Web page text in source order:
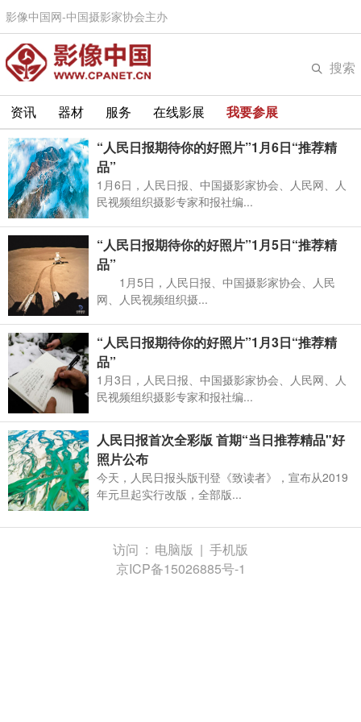
影像中国网-中国摄影家协会主办
搜索
资讯 器材 服务 在线影展
我要参展
“人民日报期待你的好照片”1月6日“推荐精
品”
1月6日，人民日报、中国摄影家协会、人民网、人
民视频组织摄影专家和报社编...
“人民日报期待你的好照片”1月5日“推荐精
品”
1月5日，人民日报、中国摄影家协会、人民
网、人民视频组织摄...
“人民日报期待你的好照片”1月3日“推荐精
品”
1月3日，人民日报、中国摄影家协会、人民网、人
民视频组织摄影专家和报社编...
人民日报首次全彩版 首期“当日推荐精品"好
照片公布
今天，人民日报头版刊登《致读者》，宣布从2019
年元旦起实行改版，全部版...
访问 : 电脑版 | 手机版
京ICP备15026885号-1